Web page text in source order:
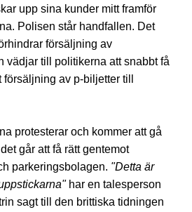
upp sina kunder mitt framför
Polisen står handfallen. Det
försäljning av
vädjar till politikerna att snabbt få
av p-biljetter till
protesterar och kommer att gå
går att få rätt gentemot
parkeringsbolagen. "Detta är
har en talesperson
sagt till den brittiska tidningen